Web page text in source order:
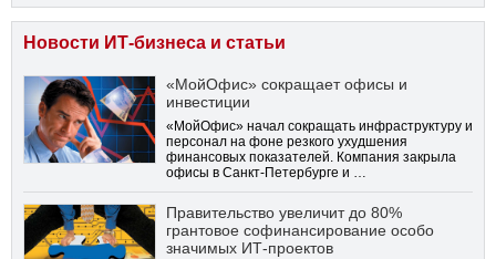
Новости ИТ-бизнеса и статьи
«МойОфис» сокращает офисы и
инвестиции
«МойОфис» начал сокращать инфраструктуру и
персонал на фоне резкого ухудшения
финансовых показателей. Компания закрыла
офисы в Санкт-Петербурге и …
Правительство увеличит до 80%
грантовое софинансирование особо
значимых ИТ-проектов